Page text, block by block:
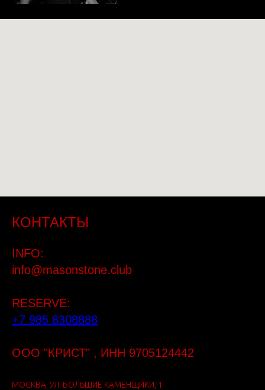
КОНТАКТЫ
INFO:
info@masonstone.club
RESERVE:
+7 985 8308888
ООО "КРИСТ" , ИНН 9705124442
МОСКВА, УЛ. БОЛЬШИЕ КАМЕНЩИКИ, 1